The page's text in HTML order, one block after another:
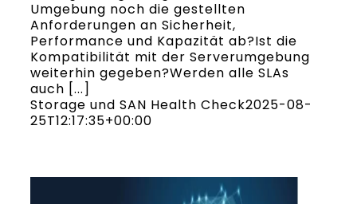
Umgebung noch die gestellten
Anforderungen an Sicherheit,
Performance und Kapazität ab?Ist die
Kompatibilität mit der Serverumgebung
weiterhin gegeben?Werden alle SLAs
auch [...]
Storage und SAN Health Check2025-08-
25T12:17:35+00:00